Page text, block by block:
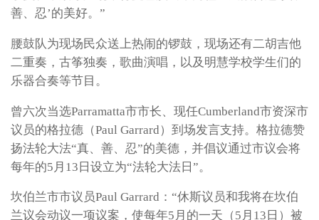
善、忍’的美好。”
腰鼓队为现场民众送上热闹的锣鼓，现场还有二胡吉他
二重奏，古筝独奏，歌曲演唱，以及明慧学校学生们的
乐器合奏等节目。
曾六次当选Parramatta市市长、现任Cumberland市资深市
议员的格拉德（Paul Garrard）到场发言支持。格拉德赞
扬法轮大法“真、善、忍”的美德，并倡议通过市议会将
每年的5月13日设立为“法轮大法日”。
坎伯兰市市议员Paul Garrard：“休斯议员和我将在坎伯
兰议会动议一项议案，使每年5月的一天（5月13日）被